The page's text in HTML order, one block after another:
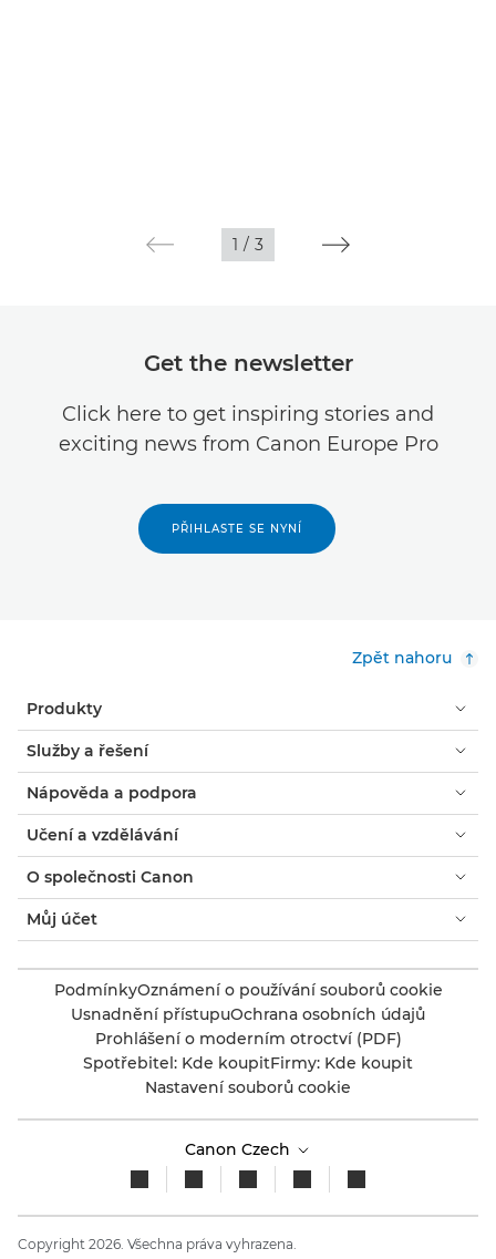
1 / 3
Get the newsletter
Click here to get inspiring stories and
exciting news from Canon Europe Pro
PŘIHLASTE SE NYNÍ
Zpět nahoru
Produkty
Služby a řešení
Nápověda a podpora
Učení a vzdělávání
O společnosti Canon
Můj účet
PodmínkyOznámení o používání souborů cookie
Usnadnění přístupuOchrana osobních údajů
Prohlášení o moderním otroctví (PDF)
Spotřebitel: Kde koupitFirmy: Kde koupit
Nastavení souborů cookie
Canon Czech
Copyright 2026. Všechna práva vyhrazena.